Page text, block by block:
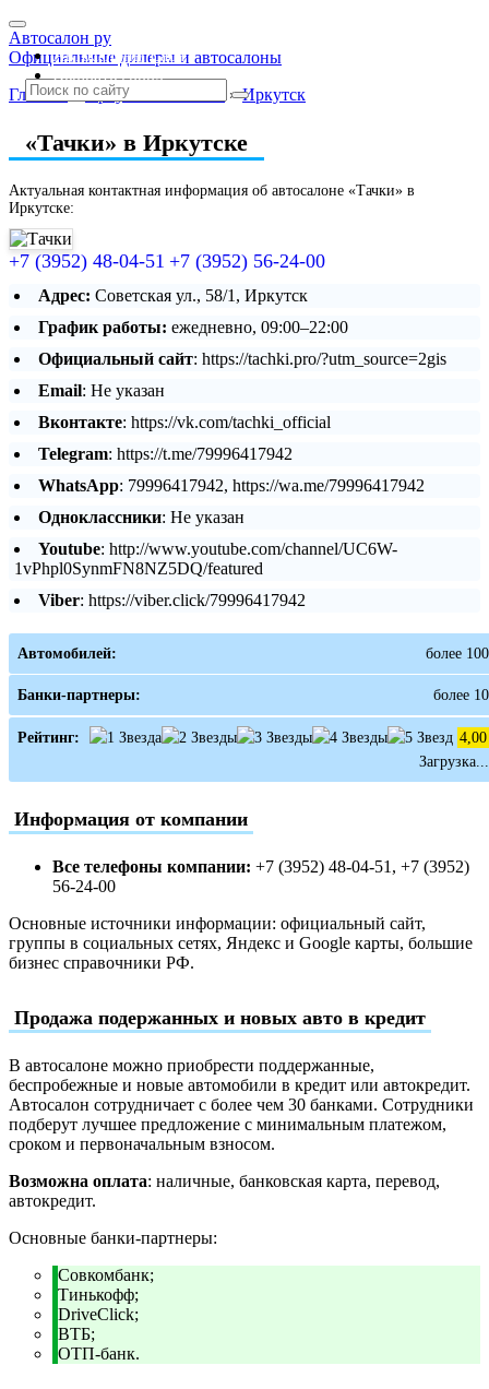
Автосалон ру
Официальные дилеры и автосалоны
Автосалоны Lada
Выбрать город
Главная » Иркутская область » Иркутск
«Тачки» в Иркутске
Актуальная контактная информация об автосалоне «Тачки» в
Иркутске:
+7 (3952) 48-04-51 +7 (3952) 56-24-00
Адрес: Советская ул., 58/1, Иркутск
График работы: ежедневно, 09:00–22:00
Официальный сайт: https://tachki.pro/?utm_source=2gis
Email: Не указан
Вконтакте: https://vk.com/tachki_official
Telegram: https://t.me/79996417942
WhatsApp: 79996417942, https://wa.me/79996417942
Одноклассники: Не указан
Youtube: http://www.youtube.com/channel/UC6W-
1vPhpl0SynmFN8NZ5DQ/featured
Viber: https://viber.click/79996417942
Автомобилей: более 100
Банки-партнеры: более 10
Рейтинг:
4,00
Загрузка...
Информация от компании
Все телефоны компании: +7 (3952) 48-04-51, +7 (3952)
56-24-00
Основные источники информации: официальный сайт,
группы в социальных сетях, Яндекс и Google карты, большие
бизнес справочники РФ.
Продажа подержанных и новых авто в кредит
В автосалоне можно приобрести поддержанные,
беспробежные и новые автомобили в кредит или автокредит.
Автосалон сотрудничает с более чем 30 банками. Сотрудники
подберут лучшее предложение с минимальным платежом,
сроком и первоначальным взносом.
Возможна оплата: наличные, банковская карта, перевод,
автокредит.
Основные банки-партнеры:
Совкомбанк;
Тинькофф;
DriveClick;
ВТБ;
ОТП-банк.